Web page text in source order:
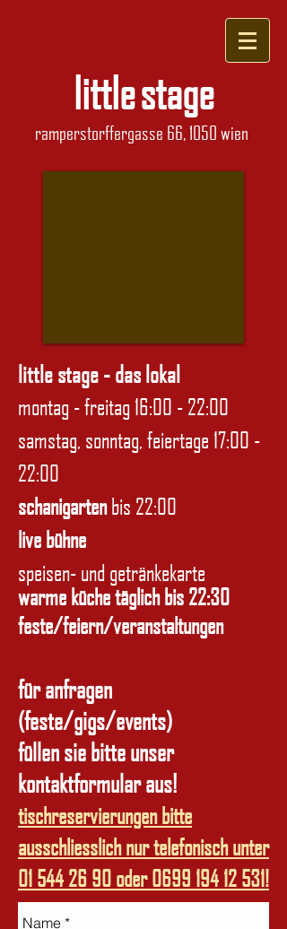
little stage
ramperstorffergasse 66, 1050 wien
little stage - das lokal
montag - freitag 16:00 - 22:00
samstag, sonntag, feiertage 17:00 -
22:00
schanigartenbis 22:00
live bühne
speisen- und getränkekarte
warme küche täglich bis 22:30
feste/feiern/veranstaltungen
für anfragen
(feste/gigs/events)
füllen sie bitte unser
kontaktformular aus!
tischreservierungen bitte
ausschliesslich nur telefonisch unter
01 544 26 90 oder0699 194 12 531!